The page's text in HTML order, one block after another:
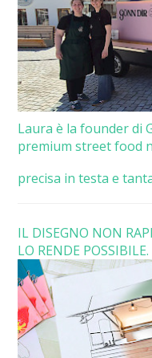
Laura è la founder di
premium street food
precisa in testa e
IL DISEGNO NON
LO RENDE POSSIBILE.